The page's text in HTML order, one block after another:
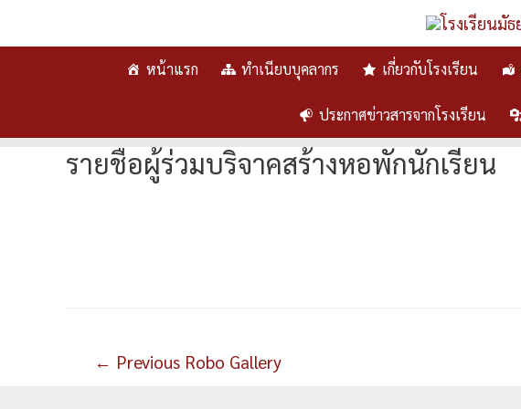
หน้าแรก ทำเนียบบุคลากร เกี่ยวกับโรงเรียน
ประกาศข่าวสารจากโรงเรียน
รายชื่อผู้ร่วมบริจาคสร้างหอพักนักเรียน
แนะแนว
← Previous Robo Gallery